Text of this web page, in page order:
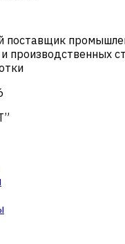
производственных